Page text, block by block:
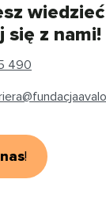
z nami!
490
!